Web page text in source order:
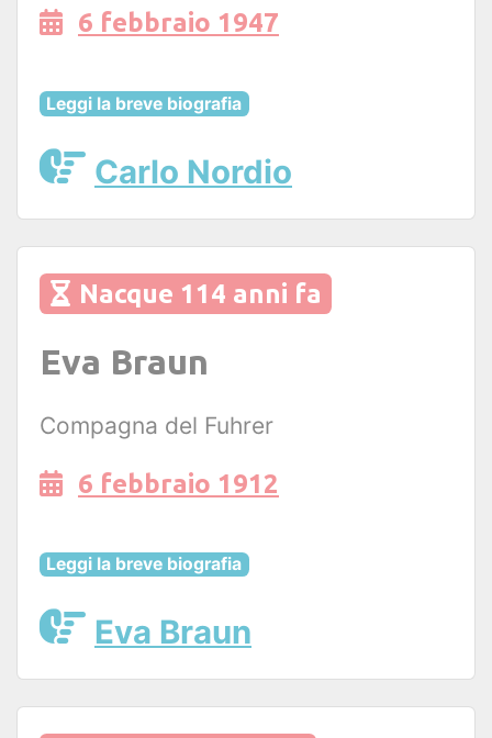
6 febbraio 1947
Leggi la breve biografia
Carlo Nordio
Nacque 114 anni fa
Eva Braun
Compagna del Fuhrer
6 febbraio 1912
Leggi la breve biografia
Eva Braun